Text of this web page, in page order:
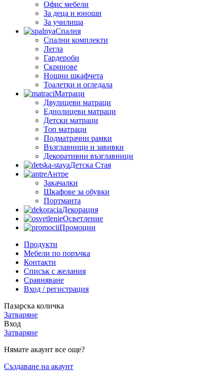
Офис мебели
За деца и юноши
За училища
Спалня
Спални комплекти
Легла
Гардероби
Скринове
Нощни шкафчета
Тоалетки и огледала
Матраци
Двулицеви матраци
Еднолицеви матраци
Детски матраци
Топ матраци
Подматрачни рамки
Възглавници и завивки
Декоративни възглавници
Детска Стая
Антре
Закачалки
Шкафове за обувки
Портманта
Декорация
Осветление
Промоции
Продукти
Мебели по поръчка
Контакти
Списък с желания
Сравняване
Вход / регистрация
Пазарска количка
Затваряне
Вход
Затваряне
Нямате акаунт все още?
Създаване на акаунт